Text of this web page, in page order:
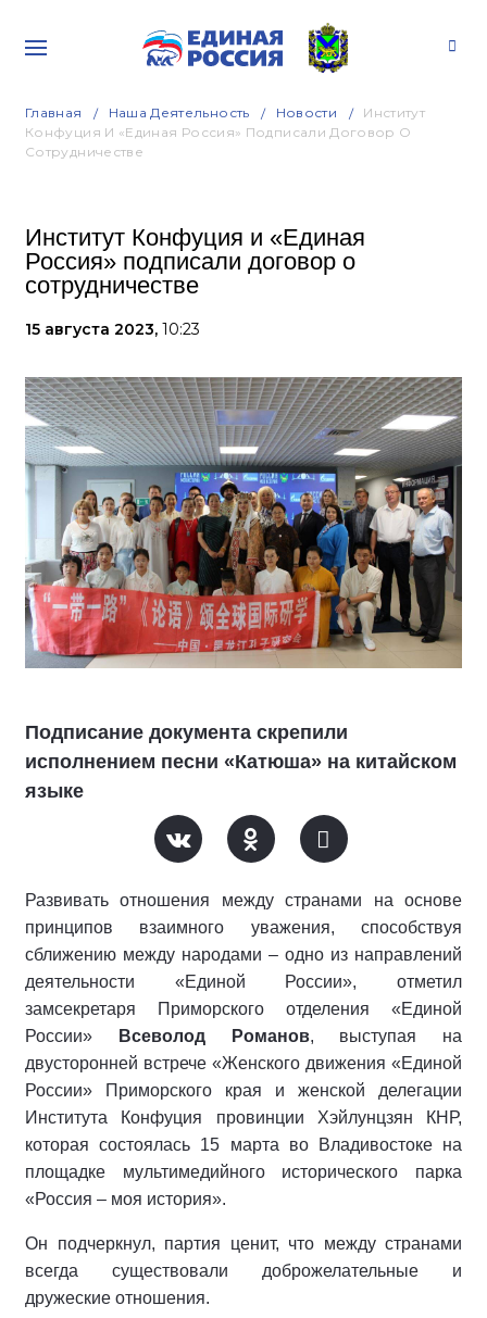
Главная Наша Деятельность Новости
Институт
Конфуция И «Единая Россия» Подписали Договор О
Сотрудничестве
Институт Конфуция и «Единая
Россия» подписали договор о
сотрудничестве
15 августа 2023, 10:23
Подписание документа скрепили
исполнением песни «Катюша» на китайском
языке
Развивать отношения между странами на основе
принципов взаимного уважения, способствуя
сближению между народами – одно из направлений
деятельности «Единой России», отметил
замсекретаря Приморского отделения «Единой
России»
Всеволод Романов, выступая на
двусторонней встрече «Женского движения «Единой
России» Приморского края и женской делегации
Института Конфуция провинции Хэйлунцзян КНР,
которая состоялась 15 марта во Владивостоке на
площадке мультимедийного исторического парка
«Россия – моя история».
Он подчеркнул, партия ценит, что между странами
всегда существовали доброжелательные и
дружеские отношения.